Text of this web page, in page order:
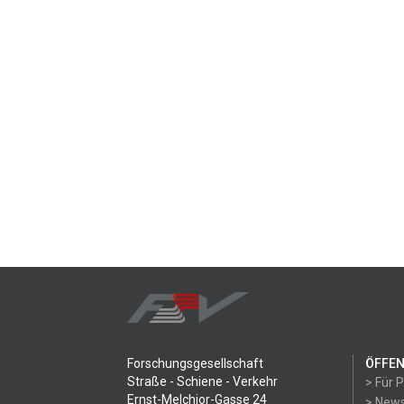
Forschungsgesellschaft
Straße - Schiene - Verkehr
Ernst-Melchior-Gasse 24
> Für